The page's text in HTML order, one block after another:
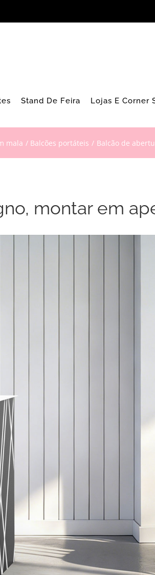
Stand De Feira Lojas E Corner
mala Balcões portáteis Balcão de
montar em